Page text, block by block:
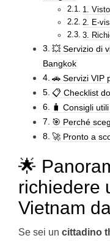
1.
2. E-
3.
💥 Servizio di
Bangkok
🚗 Servizi VIP
📋 Checklist
🧳 Consigli
🎯 Perché
🚀 Pronto a
🌟
richiedere
Vietnam
Se sei un cittadino